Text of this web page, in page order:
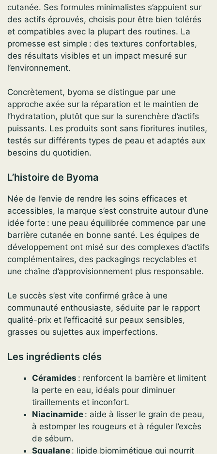
cutanée. Ses formules minimalistes s’appuient sur
des actifs éprouvés, choisis pour être bien tolérés
et compatibles avec la plupart des routines. La
promesse est simple : des textures confortables,
des résultats visibles et un impact mesuré sur
l’environnement.
Concrètement, byoma se distingue par une
approche axée sur la réparation et le maintien de
l’hydratation, plutôt que sur la surenchère d’actifs
puissants. Les produits sont sans fioritures inutiles,
testés sur différents types de peau et adaptés aux
besoins du quotidien.
L’histoire de Byoma
Née de l’envie de rendre les soins efficaces et
accessibles, la marque s’est construite autour d’une
idée forte : une peau équilibrée commence par une
barrière cutanée en bonne santé. Les équipes de
développement ont misé sur des complexes d’actifs
complémentaires, des packagings recyclables et
une chaîne d’approvisionnement plus responsable.
Le succès s’est vite confirmé grâce à une
communauté enthousiaste, séduite par le rapport
qualité-prix et l’efficacité sur peaux sensibles,
grasses ou sujettes aux imperfections.
Les ingrédients clés
Céramides : renforcent la barrière et limitent
la perte en eau, idéals pour diminuer
tiraillements et inconfort.
Niacinamide : aide à lisser le grain de peau,
à estomper les rougeurs et à réguler l’excès
de sébum.
Squalane : lipide biomimétique qui nourrit